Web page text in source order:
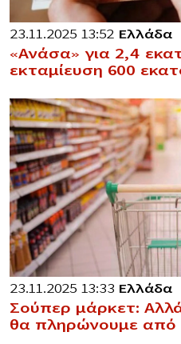
23.11.2025 13:52 Ελλάδα
«Ανάσα» για 2,4
εκταμίευση 600
23.11.2025 13:33 Ελλάδα
Σούπερ μάρκετ:
θα πληρώνουμε από